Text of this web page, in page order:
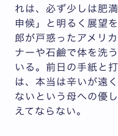
れは、必ず少しは肥
申候」と明るく展望
郎が戸惑ったアメリ
ナーや石鹼で体を洗
いる。前日の手紙と
は、本当は辛いが遠
ないという母への優
えてならない。